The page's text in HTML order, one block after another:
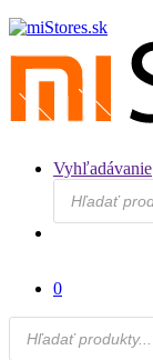
Vyhľadávanie
Products
search
0
Products
search